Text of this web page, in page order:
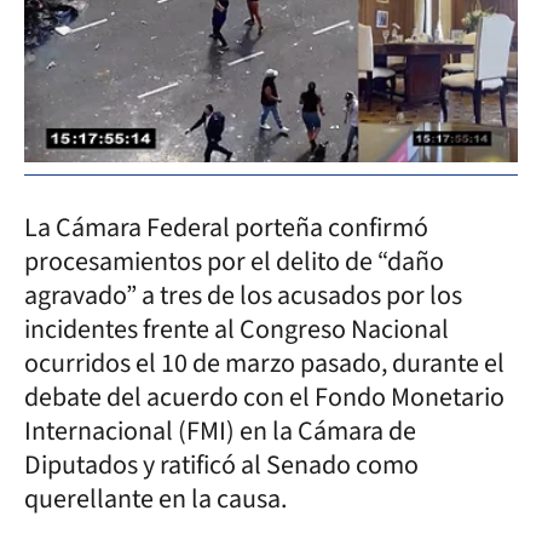
La Cámara Federal porteña confirmó
procesamientos por el delito de “daño
agravado” a tres de los acusados por los
incidentes frente al Congreso Nacional
ocurridos el 10 de marzo pasado, durante el
debate del acuerdo con el Fondo Monetario
Internacional (FMI) en la Cámara de
Diputados y ratificó al Senado como
querellante en la causa.